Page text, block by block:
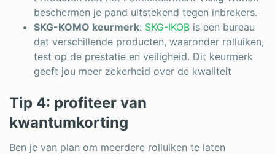
beschermen je pand uitstekend tegen inbrekers.
SKG-KOMO keurmerk: SKG-IKOB is een bureau
dat verschillende producten, waaronder rolluiken,
test op de prestatie en veiligheid. Dit keurmerk
geeft jou meer zekerheid over de kwaliteit
Tip 4: profiteer van
kwantumkorting
Ben je van plan om meerdere rolluiken te laten